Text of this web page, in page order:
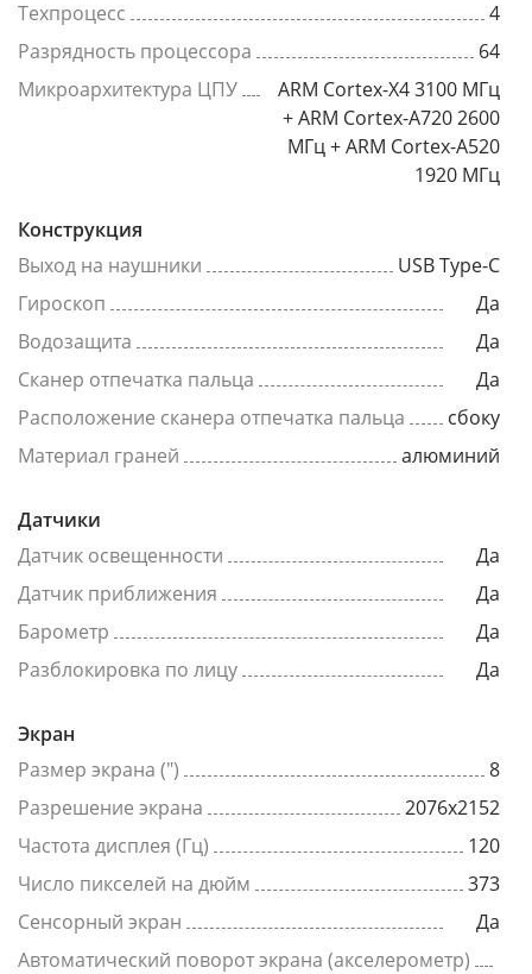
Техпроцесс
4
Разрядность процессора
64
Микроархитектура ЦПУ
ARM Cortex-X4 3100 МГц
+ ARM Cortex-A720 2600
МГц + ARM Cortex-A520
1920 МГц
Конструкция
Выход на наушники
USB Type-C
Гироскоп
Да
Водозащита
Да
Сканер отпечатка пальца
Да
Расположение сканера отпечатка пальца
сбоку
Материал граней
алюминий
Датчики
Датчик освещенности
Да
Датчик приближения
Да
Барометр
Да
Разблокировка по лицу
Да
Экран
Размер экрана (")
8
Разрешение экрана
2076x2152
Частота дисплея (Гц)
120
Число пикселей на дюйм
373
Сенсорный экран
Да
Автоматический поворот экрана (акселерометр)